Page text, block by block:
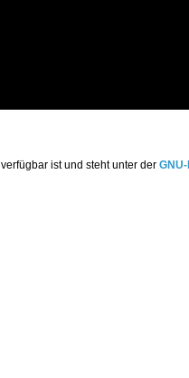
verfügbar ist und steht unter der